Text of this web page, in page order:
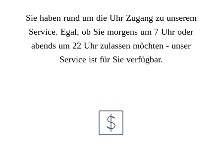
Sie haben rund um die Uhr Zugang zu unserem
Service. Egal, ob Sie morgens um 7 Uhr oder
abends um 22 Uhr zulassen möchten - unser
Service ist für Sie verfügbar.